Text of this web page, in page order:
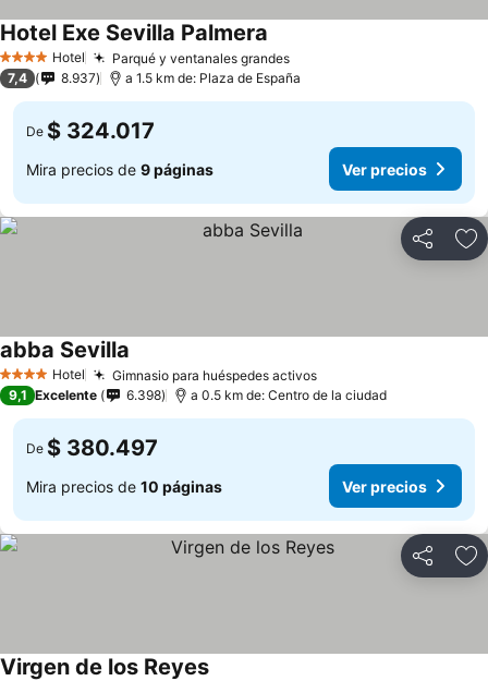
4 EstrellasHotel Parqué y ventanales grandes
Hotel Exe Sevilla Palmera
7,4 8.937 a 1.5 km de: Plaza de España
De $ 324.017
Mira precios de 9 páginas Ver precios
Compartir
4 EstrellasHotel Gimnasio para huéspedes activos
abba Sevilla
9,1 Excelente 6.398 a 0.5 km de: Centro de la ciudad
De $ 380.497
Mira precios de 10 páginas Ver precios
Compartir
Virgen de los Reyes